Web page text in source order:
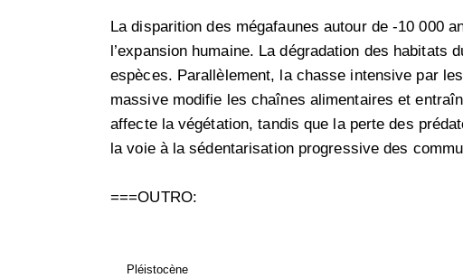
La disparition des mégafaunes autour de -10 000
l’expansion humaine. La dégradation des
espèces. Parallèlement, la chasse intensive par
massive modifie les chaînes alimentaires et
affecte la végétation, tandis que la perte des
la voie à la sédentarisation progressive des
===OUTRO:
Pléistocène